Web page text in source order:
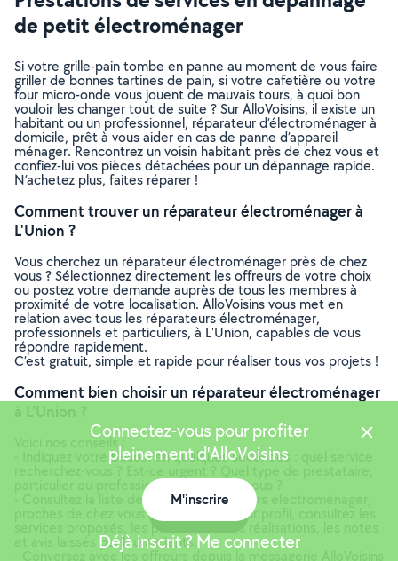
de petit électroménager
Si votre grille-pain tombe en panne au moment de vous faire
griller de bonnes tartines de pain, si votre cafetière ou votre
four micro-onde vous jouent de mauvais tours, à quoi bon
vouloir les changer tout de suite ? Sur AlloVoisins, il existe un
habitant ou un professionnel, réparateur d’électroménager à
domicile, prêt à vous aider en cas de panne d’appareil
ménager. Rencontrez un voisin habitant près de chez vous et
confiez-lui vos pièces détachées pour un dépannage rapide.
N’achetez plus, faites réparer !
Comment trouver un réparateur électroménager à
L'Union ?
Vous cherchez un réparateur électroménager près de chez
vous ? Sélectionnez directement les offreurs de votre choix
ou postez votre demande auprès de tous les membres à
proximité de votre localisation. AlloVoisins vous met en
relation avec tous les réparateurs électroménager,
professionnels et particuliers, à L'Union, capables de vous
répondre rapidement.
C’est gratuit, simple et rapide pour réaliser tous vos projets !
Comment bien choisir un réparateur électroménager
Voici nos conseils :
- Indiquez votre besoin en quelques secondes : quel service
particulier ou professionnel, souhaitez-vous ?
- Consultez la liste de tous les réparateurs électroménager,
proches de chez vous à L'Union ! Sur leur profil, consultez les
et avis laissés par leurs clients.
- Conversez avec les offreurs depuis la messagerie AlloVoisins
Connectez-vous pour profiter
pleinement d'AlloVoisins
M'inscrire
Déjà inscrit ? Me connecter